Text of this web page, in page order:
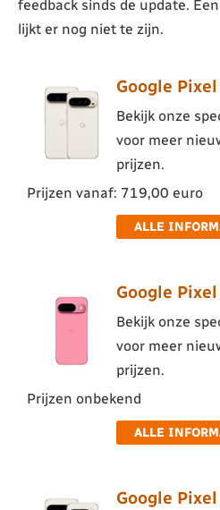
feedback sinds de update.
lijkt er nog niet te zijn.
Google
Bekijk onze
voor meer
prijzen.
Prijzen vanaf: 719,00 euro
ALLE
Google
Bekijk onze
voor meer
prijzen.
Prijzen onbekend
ALLE
Google